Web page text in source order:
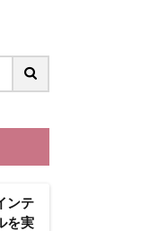
ンテ
を実